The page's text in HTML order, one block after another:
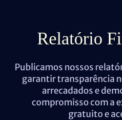
Relatório
Publicamos nossos
garantir transparência
arrecadados e
compromisso com a
gratuito e